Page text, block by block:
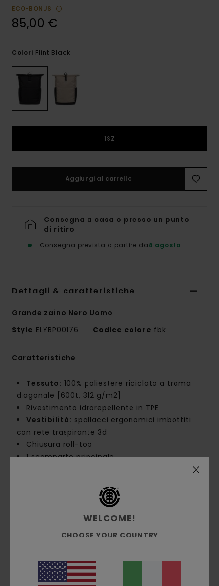
ECO-BONUS
85,00 €
Colori Flint Black
1SZ
Aggiungi al carrello
Consegna a casa o presso un punto
di ritiro
Consegna prevista a partire da8 agosto
Dettagli & caratteristiche
Grande zaino Nero Uomo
Style ELYBP00176 Codice colore fbk
Caratteristiche
Tessuto: 100% poliestere riciclato a trama
diagonale [600t, 312 g/m2]
Rivestimento idrorepellente in TPE
Vestibilità: spallacci ergonomici imbottiti
con rete traspirante 3d
Chiusura roll-top
1 scomparto principale
Scomparto imbottito per laptop [13–15" / 38,1
Tasca posteriore con cerniera nascosta
Cinturino pettorale regolabile
Tiretti in cordino screziato con guaina
termorestringente
WELCOME!
CHOOSE YOUR COUNTRY